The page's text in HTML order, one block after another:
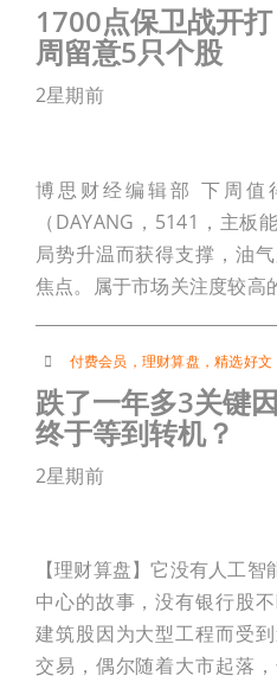
1700点保卫战开
周留意5只个股
2星期前
博思财经编辑部 下周值
（DAYANG，5141，主板
局势升温而获得支撑，油
焦点。属于市场关注度较高
付费会员 ， 理财算盘 ，精选好文
跌了一年多3关键
终于等到转机？
2星期前
【理财算盘】它没有人工
中心的故事，没有银行股
建筑股因为大型工程而受
交易，偶尔随着大市起落